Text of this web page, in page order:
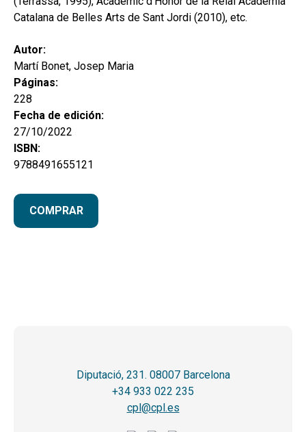
Catalana de Belles Arts de Sant Jordi (2010), etc.
Autor:
Martí Bonet, Josep Maria
Páginas:
228
Fecha de edición:
27/10/2022
ISBN:
9788491655121
COMPRAR
Diputació, 231. 08007 Barcelona
+34 933 022 235
cpl@cpl.es